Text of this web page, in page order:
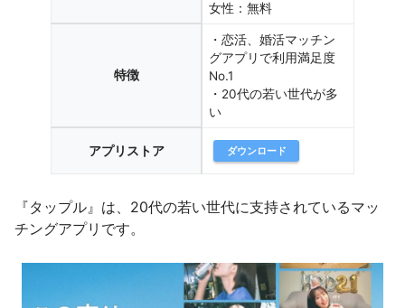
女性：無料
特徴
・恋活、婚活マッチン
グアプリで利用満足度
No.1
・20代の若い世代が多
い
アプリストア ダウンロード
『タップル』は、20代の若い世代に支持されているマッ
チングアプリです。